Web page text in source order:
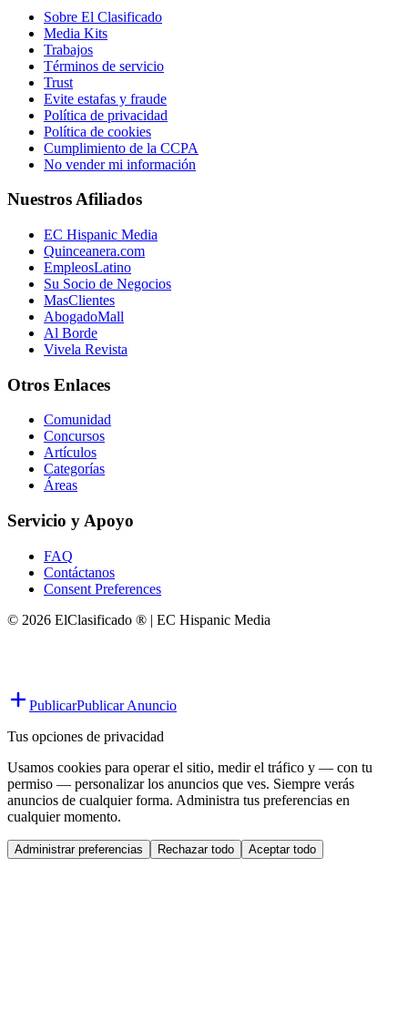
Sobre El Clasificado
Media Kits
Trabajos
Términos de servicio
Trust
Evite estafas y fraude
Política de privacidad
Política de cookies
Cumplimiento de la CCPA
No vender mi información
Nuestros Afiliados
EC Hispanic Media
Quinceanera.com
EmpleosLatino
Su Socio de Negocios
MasClientes
AbogadoMall
Al Borde
Vivela Revista
Otros Enlaces
Comunidad
Concursos
Artículos
Categorías
Áreas
Servicio y Apoyo
FAQ
Contáctanos
Consent Preferences
© 2026 ElClasificado ® | EC Hispanic Media
PublicarPublicar Anuncio
Tus opciones de privacidad
Usamos cookies para operar el sitio, medir el tráfico y — con tu
permiso — personalizar los anuncios que ves. Siempre verás
anuncios de cualquier forma. Administra tus preferencias en
cualquier momento.
Administrar preferencias Rechazar todo Aceptar todo